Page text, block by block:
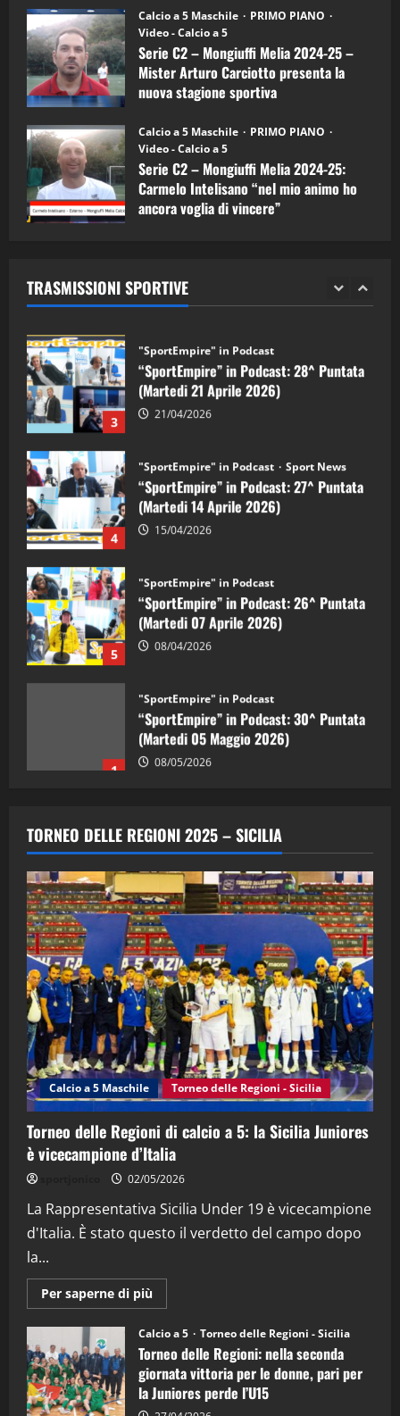
Calcio a 5 Maschile
PRIMO PIANO
Video - Calcio a 5
Serie C2 – Mongiuffi Melia 2024-25 –
Mister Arturo Carciotto presenta la
nuova stagione sportiva
Calcio a 5 Maschile
PRIMO PIANO
Video - Calcio a 5
Serie C2 – Mongiuffi Melia 2024-25:
Carmelo Intelisano “nel mio animo ho
ancora voglia di vincere”
TRASMISSIONI SPORTIVE
5
“SportEmpire” in Podcast: 26^ Puntata
(Martedi 07 Aprile 2026)
08/04/2026
1
“SportEmpire” in Podcast: 30^ Puntata
(Martedi 05 Maggio 2026)
08/05/2026
2 28/04/2026
3
“SportEmpire” in Podcast: 28^ Puntata
(Martedi 21 Aprile 2026)
4
“SportEmpire” in Podcast: 27^ Puntata
(Martedi 14 Aprile 2026)
5
“SportEmpire” in Podcast: 26^ Puntata
(Martedi 07 Aprile 2026)
1
“SportEmpire” in Podcast: 30^ Puntata
(Martedi 05 Maggio 2026)
2
“SportEmpire” in Podcast: 29^ Puntata
(Martedi 28 Aprile 2026)
3
"SportEmpire" in Podcast
“SportEmpire” in Podcast: 28^ Puntata
(Martedi 21 Aprile 2026)
21/04/2026
4
"SportEmpire" in Podcast Sport News
“SportEmpire” in Podcast: 27^ Puntata
(Martedi 14 Aprile 2026)
15/04/2026
"SportEmpire" in Podcast
“SportEmpire” in Podcast: 26^ Puntata
08/04/2026
TORNEO DELLE REGIONI 2025 – SICILIA
Calcio a 5 Maschile Torneo delle Regioni - Sicilia
Torneo delle Regioni di calcio a 5: la Sicilia Juniores
è vicecampione d’Italia
02/05/2026
La Rappresentativa Sicilia Under 19 è vicecampione
d'Italia. È stato questo il verdetto del campo dopo
la...
Per saperne di più
informazioni
Torneo
delle
Regioni
di
calcio
a
5:
Calcio a 5 Torneo delle Regioni - Sicilia
Torneo delle Regioni: nella seconda
giornata vittoria per le donne, pari per
la Juniores perde l’U15